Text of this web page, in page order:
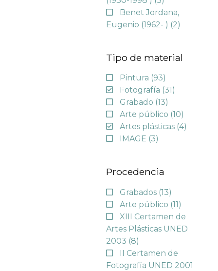
Benet Jordana,
Eugenio (1962- ) (2)
Tipo de material
Pintura (93)
Fotografía (31)
Grabado (13)
Arte público (10)
Artes plásticas (4)
IMAGE (3)
Procedencia
Grabados (13)
Arte público (11)
XIII Certamen de
Artes Plásticas UNED
2003 (8)
II Certamen de
Fotografía UNED 2001